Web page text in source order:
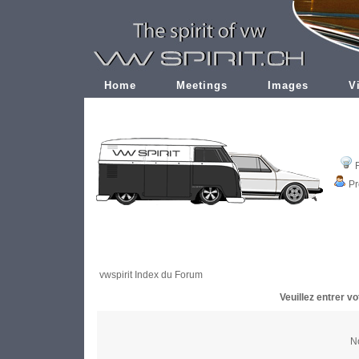
Home Meetings Images
vwspirit Index du Forum
Veuillez entrer